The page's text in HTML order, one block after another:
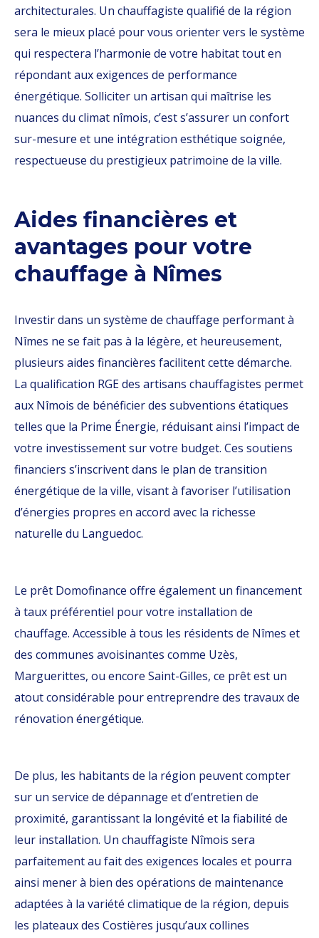
architecturales. Un chauffagiste qualifié de la région
sera le mieux placé pour vous orienter vers le système
qui respectera l’harmonie de votre habitat tout en
répondant aux exigences de performance
énergétique. Solliciter un artisan qui maîtrise les
nuances du climat nîmois, c’est s’assurer un confort
sur-mesure et une intégration esthétique soignée,
respectueuse du prestigieux patrimoine de la ville.
Aides financières et
avantages pour votre
chauffage à Nîmes
Investir dans un système de chauffage performant à
Nîmes ne se fait pas à la légère, et heureusement,
plusieurs aides financières facilitent cette démarche.
La qualification RGE des artisans chauffagistes permet
aux Nîmois de bénéficier des subventions étatiques
telles que la Prime Énergie, réduisant ainsi l’impact de
votre investissement sur votre budget. Ces soutiens
financiers s’inscrivent dans le plan de transition
énergétique de la ville, visant à favoriser l’utilisation
d’énergies propres en accord avec la richesse
naturelle du Languedoc.
Le prêt Domofinance offre également un financement
à taux préférentiel pour votre installation de
chauffage. Accessible à tous les résidents de Nîmes et
des communes avoisinantes comme Uzès,
Marguerittes, ou encore Saint-Gilles, ce prêt est un
atout considérable pour entreprendre des travaux de
rénovation énergétique.
De plus, les habitants de la région peuvent compter
sur un service de dépannage et d’entretien de
proximité, garantissant la longévité et la fiabilité de
leur installation. Un chauffagiste Nîmois sera
parfaitement au fait des exigences locales et pourra
ainsi mener à bien des opérations de maintenance
adaptées à la variété climatique de la région, depuis
les plateaux des Costières jusqu’aux collines